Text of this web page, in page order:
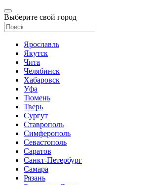
Выберите свой город
Ярославль
Якутск
Чита
Челябинск
Хабаровск
Уфа
Тюмень
Тверь
Сургут
Ставрополь
Симферополь
Севастополь
Саратов
Санкт-Петербург
Самара
Рязань